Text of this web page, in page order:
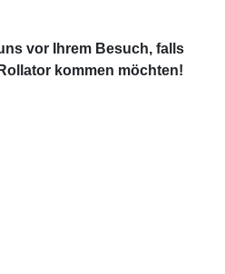
vor Ihrem Besuch, falls
kommen möchten!